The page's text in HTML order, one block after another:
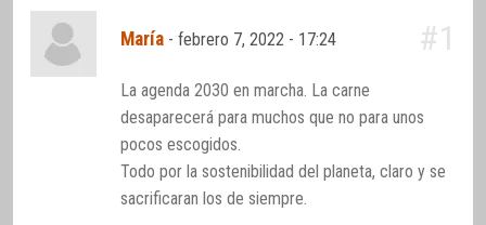
María -febrero 7, 2022 - 17:24 #1
La agenda 2030 en marcha. La carne
desaparecerá para muchos que no para unos
pocos escogidos.
Todo por la sostenibilidad del planeta, claro y se
sacrificaran los de siempre.